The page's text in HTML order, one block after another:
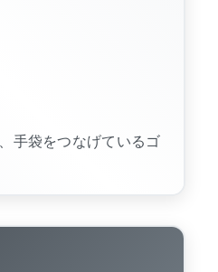
手袋をつなげているゴ